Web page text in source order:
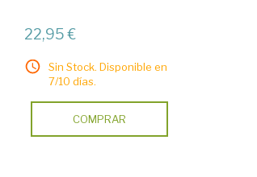
22,95 €
Sin Stock. Disponible en
7/10 días.
COMPRAR